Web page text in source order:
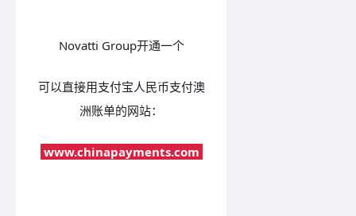
Novatti Group开通一个
可以直接用支付宝人民币支付澳
洲账单的网站：
www.chinapayments.com